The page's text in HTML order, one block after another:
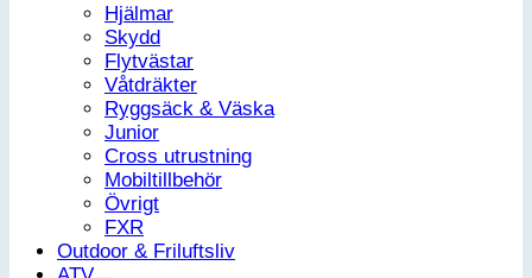
Hjälmar
Skydd
Flytvästar
Våtdräkter
Ryggsäck & Väska
Junior
Cross utrustning
Mobiltillbehör
Övrigt
FXR
Outdoor & Friluftsliv